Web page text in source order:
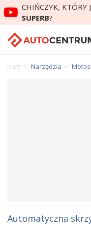
CHIŃCZYK, KTÓRY
SUPERB?
Narzędzia
Automatyczna